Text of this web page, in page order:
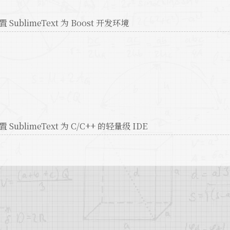
SublimeText 为 Boost 开发环境
SublimeText 为 C/C++ 的轻量级 IDE